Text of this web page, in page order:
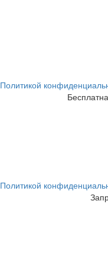
Политикой
Политикой